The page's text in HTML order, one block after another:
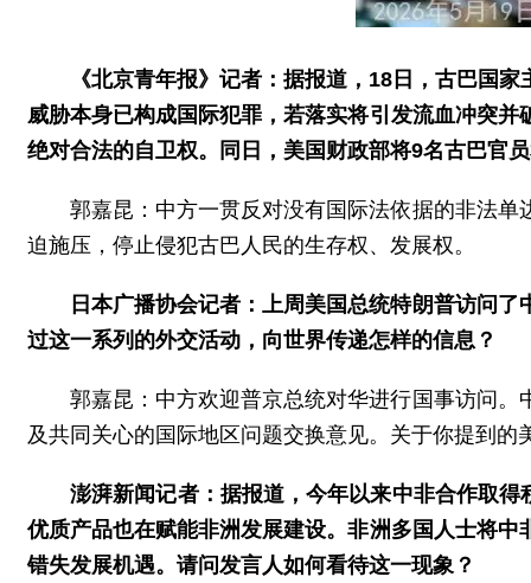
《北京青年报》记者：据报道，18日，古巴国
威胁本身已构成国际犯罪，若落实将引发流血冲突
绝对合法的自卫权。同日，美国财政部将9名古巴官
郭嘉昆：中方一贯反对没有国际法依据的非法
迫施压，停止侵犯古巴人民的生存权、发展权。
日本广播协会记者：上周美国总统特朗普访问
过这一系列的外交活动，向世界传递怎样的信息？
郭嘉昆：中方欢迎普京总统对华进行国事访问
及共同关心的国际地区问题交换意见。关于你提到
澎湃新闻记者：据报道，今年以来中非合作取
优质产品也在赋能非洲发展建设。非洲多国人士将
错失发展机遇。请问发言人如何看待这一现象？